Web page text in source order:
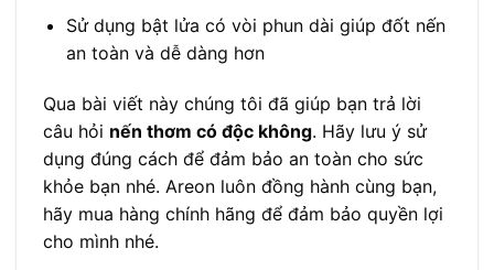
Sử dụng bật lửa có vòi phun dài giúp đốt nến
an toàn và dễ dàng hơn
Qua bài viết này chúng tôi đã giúp bạn trả lời
câu hỏi nến thơm có độc không. Hãy lưu ý sử
dụng đúng cách để đảm bảo an toàn cho sức
khỏe bạn nhé. Areon luôn đồng hành cùng bạn,
hãy mua hàng chính hãng để đảm bảo quyền lợi
cho mình nhé.